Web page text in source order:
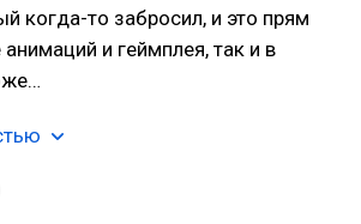
когда-то забросил, и это прям
и геймплея, так и в